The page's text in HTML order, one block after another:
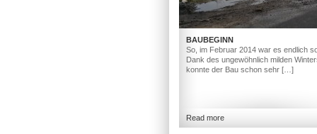
BAUBEGINN
So, im Februar 2014 war es endlich
Dank des ungewöhnlich milden
konnte der Bau schon sehr […]
Read more